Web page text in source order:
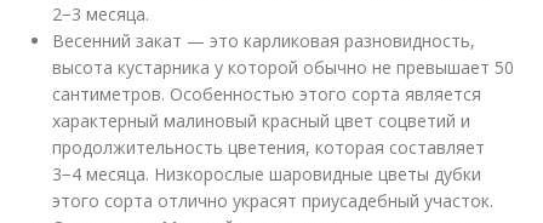
2−3 месяца.
Весенний закат — это карликовая разновидность,
высота кустарника у которой обычно не превышает 50
сантиметров. Особенностью этого сорта является
характерный малиновый красный цвет соцветий и
продолжительность цветения, которая составляет
3−4 месяца. Низкорослые шаровидные цветы дубки
этого сорта отлично украсят приусадебный участок.